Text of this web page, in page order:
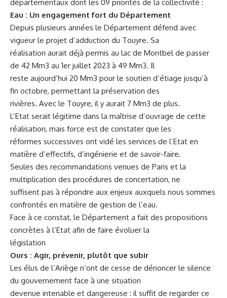
départementaux dont les 09 priorités de la collectivité :
Eau : Un engagement fort du Département
Depuis plusieurs années le Département défend avec
vigueur le projet d’adduction du Touyre. Sa
réalisation aurait déjà permis au lac de Montbel de passer
de 42 Mm3 au 1er juillet 2023 à 49 Mm3. Il
reste aujourd’hui 20 Mm3 pour le soutien d’étiage jusqu’à
fin octobre, permettant la préservation des
rivières. Avec le Touyre, il y aurait 7 Mm3 de plus.
L’Etat serait légitime dans la maîtrise d’ouvrage de cette
réalisation, mais force est de constater que les
réformes successives ont vidé les services de l’Etat en
matière d’effectifs, d’ingénierie et de savoir-faire.
Seules des recommandations venues de Paris et la
multiplication des procédures de concertation, ne
suffisent pas à répondre aux enjeux auxquels nous sommes
confrontés en matière de gestion de l’eau.
Face à ce constat, le Département a fait des propositions
concrètes à l’Etat afin de faire évoluer la
législation
Ours : Agir, prévenir, plutôt que subir
Les élus de l’Ariège n’ont de cesse de dénoncer le silence
du gouvernement face à une situation
devenue intenable et dangereuse : il suffit de regarder ce